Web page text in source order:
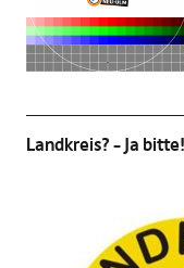
Landkreis? – Ja bitte!